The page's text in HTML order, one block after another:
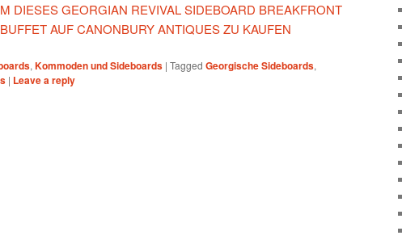
DIESES GEORGIAN REVIVAL SIDEBOARD BREAKFRONT
AUF CANONBURY ANTIQUES ZU KAUFEN
,Kommoden und Sideboards | Tagged Georgische Sideboards,
| Leave a reply